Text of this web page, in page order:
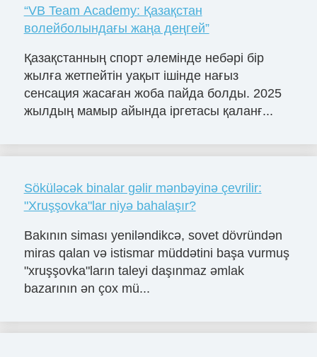
“VB Team Academy: Қазақстан
волейболындағы жаңа деңгей”
Қазақстанның спорт әлемінде небәрі бір
жылға жетпейтін уақыт ішінде нағыз
сенсация жасаған жоба пайда болды. 2025
жылдың мамыр айында іргетасы қаланғ...
Söküləcək binalar gəlir mənbəyinə çevrilir:
"Xruşşovka"lar niyə bahalaşır?
Bakının siması yeniləndikcə, sovet dövründən
miras qalan və istismar müddətini başa vurmuş
"xruşşovka"ların taleyi daşınmaz əmlak
bazarının ən çox mü...